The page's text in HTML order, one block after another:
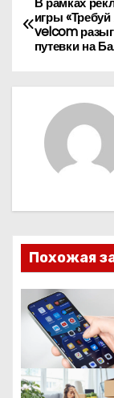
а
ц
и
я
п
з
игры «Требуй
velcom
путевки на
Похожая